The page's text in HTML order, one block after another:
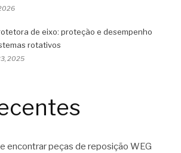
de eixo: proteção e desempenho
rotativos
2025
encontrar peças de reposição WEG